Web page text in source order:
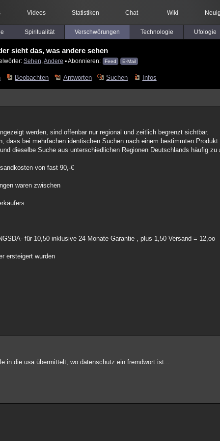
Videos Statistiken Chat Wiki
Spiritualität Verschwörungen Technologie Ufologie
sieht das, was andere sehen
Sehen Andere ▪ Abonnieren: Feed E-Mail
Beobachten Antworten Suchen Infos
werden, sind offenbar nur regional und zeitlich begrenzt sichtbar.
dass bei mehrfachen identischen Suchen nach einem bestimmten
dieselbe Suche aus unterschiedlichen Regionen Deutschlands häufig zu
von fast 90,-€
waren zwischen
für 10,50 inklusive 24 Monate Garantie , plus 1,50 Versand = 12,oo
ersteigert wurden
in die usa übermittelt, wo datenschutz ein fremdwort ist...